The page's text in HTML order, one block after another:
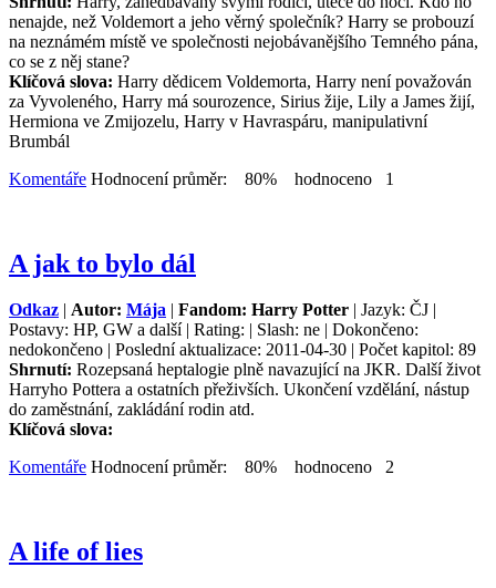
nenajde, než Voldemort a jeho věrný společník? Harry se probouzí
na neznámém místě ve společnosti nejobávanějšího Temného pána,
co se z něj stane?
Klíčová slova: Harry dědicem Voldemorta, Harry není považován
za Vyvoleného, Harry má sourozence, Sirius žije, Lily a James žijí,
Hermiona ve Zmijozelu, Harry v Havraspáru, manipulativní
Brumbál
Komentáře Hodnocení průměr: 80% hodnoceno 1
A jak to bylo dál
Odkaz | Autor: Mája | Fandom: Harry Potter | Jazyk: ČJ |
Postavy: HP, GW a další | Rating: | Slash: ne | Dokončeno:
nedokončeno | Poslední aktualizace: 2011-04-30 | Počet kapitol: 89
Shrnutí: Rozepsaná heptalogie plně navazující na JKR. Další život
Harryho Pottera a ostatních přeživších. Ukončení vzdělání, nástup
do zaměstnání, zakládání rodin atd.
Klíčová slova:
Komentáře Hodnocení průměr: 80% hodnoceno 2
A life of lies